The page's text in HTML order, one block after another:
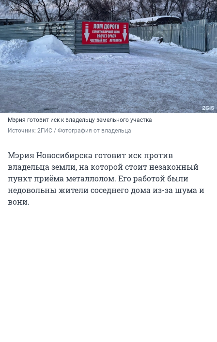
Мэрия готовит иск к владельцу земельного участка
Источник: 2ГИС / Фотография от владельца
Мэрия Новосибирска готовит иск против
владельца земли, на которой стоит незаконный
пункт приёма металлолом. Его работой были
недовольны жители соседнего дома из-за шума и
вони.